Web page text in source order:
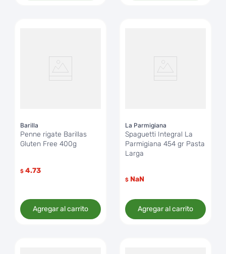
Barilla
Penne rigate Barillas
Gluten Free 400g
$ 4.73
Agregar al carrito
La Parmigiana
Spaguetti Integral La
Parmigiana 454 gr Pasta
Larga
$ NaN
Agregar al carrito